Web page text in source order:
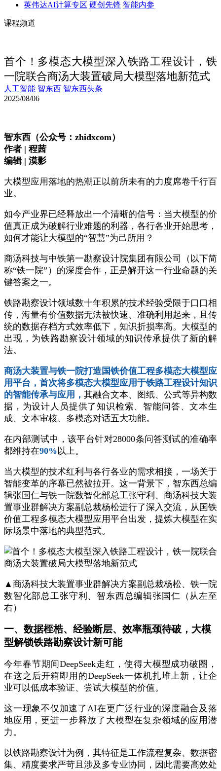
英伟达AI计算专区 硬创先锋 智能内参
课程频道
首个！多模态大模型深入铁路工程设计，铁
一院联合商汤大装置破局大模型落地新范式
人工智能 智东西 智东西头条
2025/08/06
智东西（公众号：zhidxcom）
作者 | 程茜
编辑 | 漠影
大模型应用落地的热潮正以前所未有的力度席卷千行百
业。
如今产业界已经释放出一个清晰的信号：当大模型的价
值真正成为破解行业难题的利器，各行各业开始思考，
如何才能让大模型的“智慧”为己所用？
商汤科技与中铁第一勘察设计院集团有限公司（以下简
称“铁一院”）的深度合作，正是解开这一行业命题的关
键答案之一。
铁路勘察设计领域数十年积累的技术经验受限于口口相
传，海量有价值数据无法被快速、准确利用起来，且传
统的数据存档方式效率低下，知识折损率高。大模型的
出现，为铁路勘察设计领域的知识传承提供了新的解
法。
商汤大装置与铁一院打造国铁价值工程多模态大模型应
用平台，首次将多模态大模型应用于铁路工程设计知识
的智能传承与应用， 其融合文本、图纸、公式等异构数
据，为设计人员提供了知识检索、智能问答、文本生
成、文本审核、多模态对话五大功能。
在内部测试中，该平台针对28000条问答测试的准确率
都维持在90%以上。
当大模型的技术红利与各行各业的需求相接，一场关于
智能变革的序幕已然被拉开。这一背景下，智东西总编
辑张国仁与铁一院数智化部总工张守利、商汤科技大装
置事业群解决方案副总裁杨松进行了深入交流，从国铁
价值工程多模态大模型应用平台出发，提炼大模型在实
际场景中落地的典型范式。
▲商汤科技大装置事业群解决方案副总裁杨松、铁一院
数智化部总工张守利、智东西总编辑张国仁（从左至
右）
一、数据桎梏、经验断层、效率瓶颈待破，大模
型解锁铁路勘察设计新可能
今年春节期间DeepSeek走红，使得大模型成功破圈，
在这之后开箱即用的DeepSeek一体机扎堆上新，让企
业可以低成本验证、尝试大模型的价值。
这一现象不仅加速了AI在更广泛行业的深度融合及落
地应用，更进一步释放了大模型在复杂领域的应用潜
力。
以铁路勘察设计为例，其特征是工作流程复杂、数据密
集、精度要求严苛且涉及多专业协同，因此需要高效处